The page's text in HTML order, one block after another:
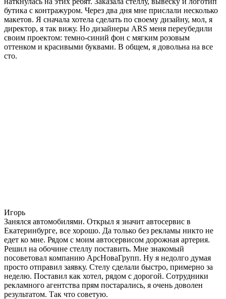
бутика с контражуром. Через два дня мне прислали несколько
макетов. Я сначала хотела сделать по своему дизайну, мол, я
директор, я так вижу. Но дизайнеры ARS меня переубедили
своим проектом: темно-синий фон с мягким розовым
оттенком и красивыми буквами. В общем, я довольна на все
сто.
Игорь
Занялся автомобилями. Открыл я значит автосервис в
Екатеринбурге, все хорошо. Да только без рекламы никто не
едет ко мне. Рядом с моим автосервисом дорожная артерия.
Решил на обочине стеллу поставить. Мне знакомый
посоветовал компанию АрсНоваГрупп. Ну я недолго думая
просто отправил заявку. Стелу сделали быстро, примерно за
неделю. Поставил как хотел, рядом с дорогой. Сотрудники
рекламного агентства прям постарались, я очень доволен
результатом. Так что советую.